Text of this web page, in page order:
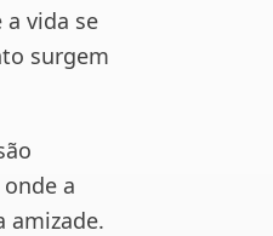
vida se
surgem
a
amizade.